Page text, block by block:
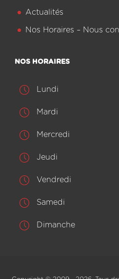
Actualités
Nos Horaires – Nous
NOS HORAIRES
Lundi
Mardi
Mercredi
Jeudi
Vendredi
Samedi
Dimanche